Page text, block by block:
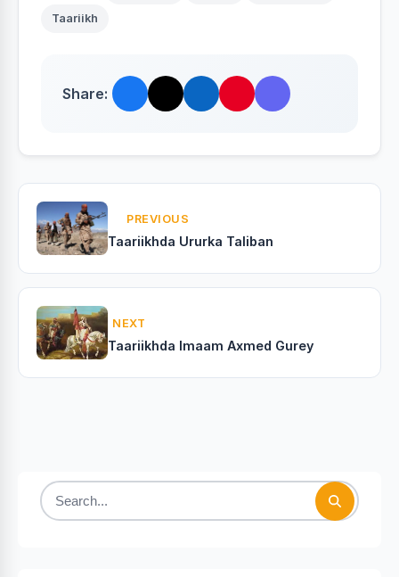
Taariikh
Share:
PREVIOUS
Taariikhda Ururka Taliban
NEXT
Taariikhda Imaam Axmed Gurey
Search